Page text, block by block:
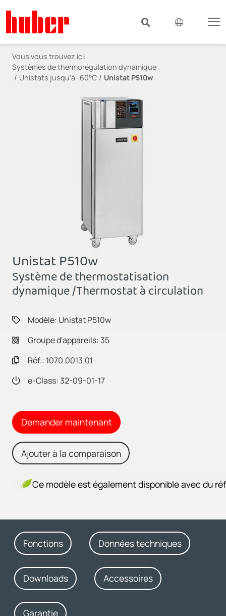
Vous vous trouvez ici:
Systèmes de thermorégulation dynamique
Unistats jusqu'à -60°C
Unistat P510w
Unistat P510w
Système de thermostatisation
dynamique /Thermostat à circulation
Modèle: Unistat P510w
Groupe d'appareils: 35
Réf.: 1070.0013.01
e-Class: 32-09-01-17
Demander maintenant
Ajouter à la comparaison
Ce modèle est également disponible avec du
Fonctions Données techniques
Downloads Accessoires
Garantie